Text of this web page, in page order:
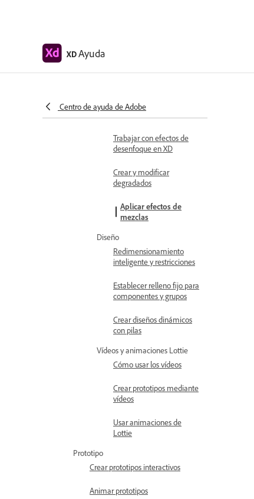
XDAyuda
Centro de ayuda de AdobeCrear una máscara con
formas
Trabajar con efectos de
desenfoque en XD
Crear y modificar
degradados
Aplicar efectos de
mezclas
Diseño
Redimensionamiento
inteligente y restricciones
Establecer relleno fijo para
componentes y grupos
Crear diseños dinámicos
con pilas
Vídeos y animaciones Lottie
Cómo usar los vídeos
Crear prototipos mediante
vídeos
Usar animaciones de
Lottie
Prototipo
Crear prototipos interactivos
Animar prototipos